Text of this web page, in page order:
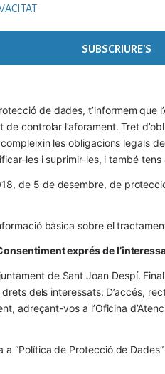
de dades, t’informem que
controlar l’aforament. Tret
les obligacions legals
les i suprimir-les, i també
de 5 de desembre, de
bàsica sobre el
exprés de
de Sant Joan Despí.
dels interessats: D’accés,
adreçant-vos a l’Oficina
a “Política de Protecció de